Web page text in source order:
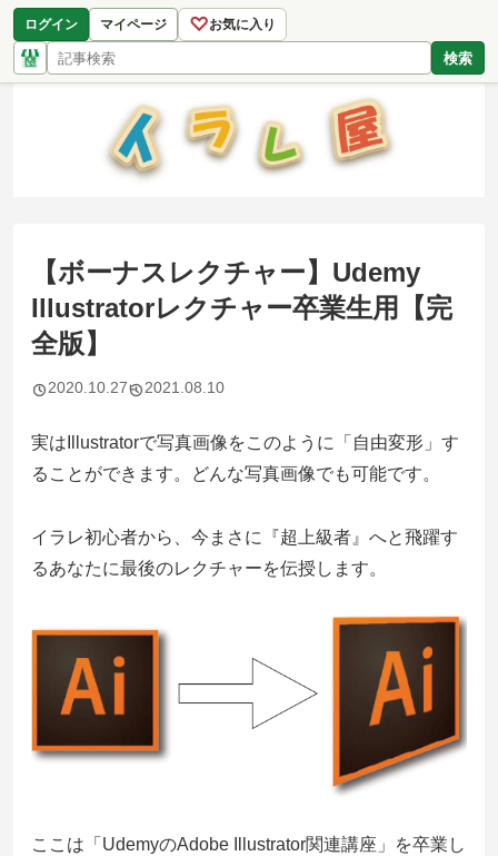
ログイン マイページ ♡お気に入り
検索
【ボーナスレクチャー】Udemy
Illustratorレクチャー卒業生用【完
全版】
2020.10.27 2021.08.10
実はIllustratorで写真画像をこのように「自由変形」す
ることができます。どんな写真画像でも可能です。
イラレ初心者から、今まさに『超上級者』へと飛躍す
るあなたに最後のレクチャーを伝授します。
ここは「UdemyのAdobe Illustrator関連講座」を卒業し